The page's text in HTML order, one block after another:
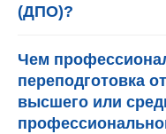
(ДПО)?
Чем
переподготовка
высшего или